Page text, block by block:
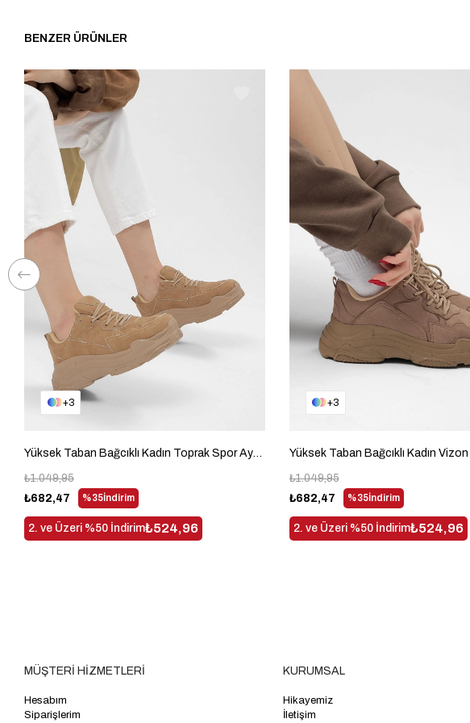
BENZER ÜRÜNLER
3
Yüksek Taban Bağcıklı Kadın Toprak Spor Ayakkabı BLS-Q-1
%35İndirim
₺682,47
₺1.049,95
2. ve Üzeri %50 İndirim₺524,96
3
%35İndirim
₺682,47
₺1.049,95
2. ve Üzeri %50 İndirim₺524,96
MÜŞTERİ HİZMETLERİ
Hesabım
Siparişlerim
KURUMSAL
Hikayemiz
İletişim